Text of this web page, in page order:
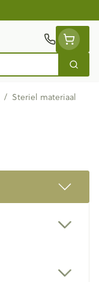
Zoek
/ Steriel materiaal